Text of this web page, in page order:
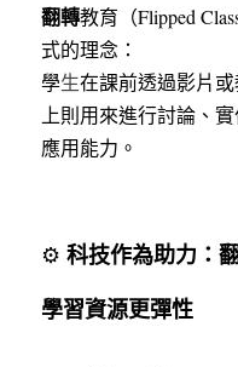
翻轉教育（Flipped
式的理念：
學生在課前透過影片
上則用來進行討論、
應用能力。
⚙️ 科技作為助力：
學習資源更彈性